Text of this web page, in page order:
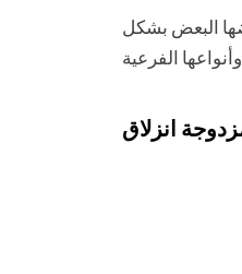
البعض بشكل
انزلاق